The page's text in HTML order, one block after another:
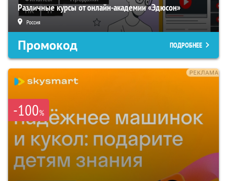
Различные курсы от онлайн-академии «Эдюсон»
Россия
Промокод ПОДРОБНЕЕ
-100%